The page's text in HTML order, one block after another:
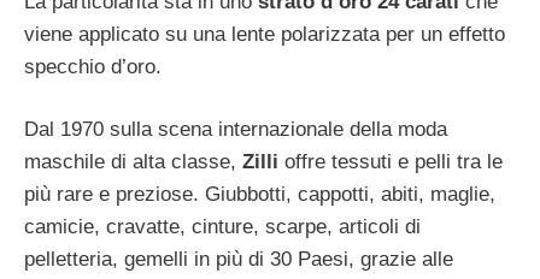
viene applicato su una lente polarizzata per un effetto
specchio d’oro.
Dal 1970 sulla scena internazionale della moda
maschile di alta classe, Zilli offre tessuti e pelli tra le
più rare e preziose. Giubbotti, cappotti, abiti, maglie,
camicie, cravatte, cinture, scarpe, articoli di
pelletteria, gemelli in più di 30 Paesi, grazie alle